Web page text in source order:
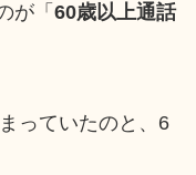
が「 60歳以上通話
っていたのと、6